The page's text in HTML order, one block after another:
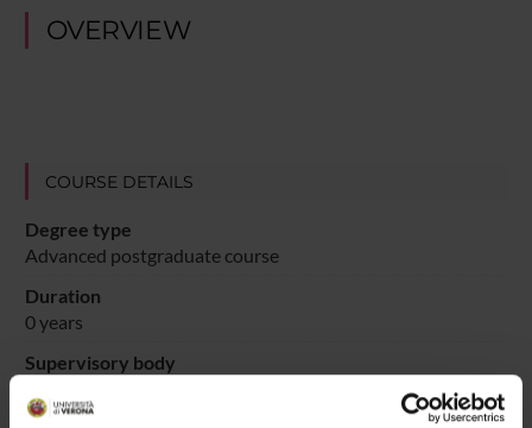
OVERVIEW
COURSE DETAILS
Degree type
Advanced postgraduate course
Duration
0 years
Supervisory body
Comitato Scientifico del Corso di Perfezionamento e di
Aggiornamento professionale in Operatore esperto del